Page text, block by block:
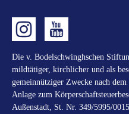
Die v. Bodelschwinghschen
mildtätiger, kirchlicher und als
gemeinnütziger Zwecke nach
Anlage zum
Außenstadt, St. Nr. 349/5995/